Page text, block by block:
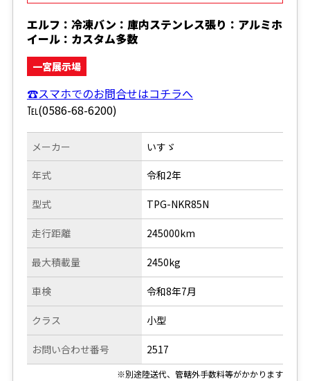
エルフ：冷凍バン：庫内ステンレス張り：アルミホ
イール：カスタム多数
一宮展示場
☎スマホでのお問合せはコチラへ
℡(0586-68-6200)
メーカー
年式
型式
走行距離
いすゞ
令和2年
TPG-NKR85N
245000km
最大積載量
車検
クラス
お問い合わせ番号
2450kg
令和8年7月
小型
2517
※別途陸送代、管轄外手数料等がかかります